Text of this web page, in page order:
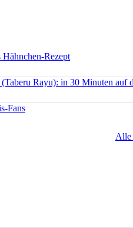
Rezept
Rayu): in 30 Minuten auf
Fans
Alle